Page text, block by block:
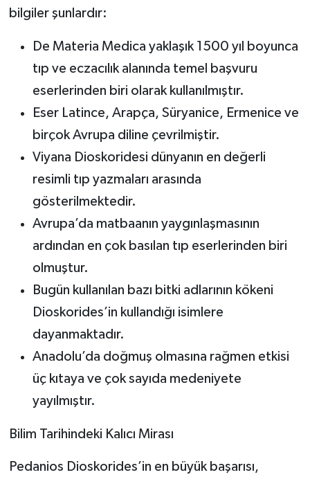
bilgiler şunlardır:
De Materia Medica yaklaşık 1500 yıl boyunca
tıp ve eczacılık alanında temel başvuru
eserlerinden biri olarak kullanılmıştır.
Eser Latince, Arapça, Süryanice, Ermenice ve
birçok Avrupa diline çevrilmiştir.
Viyana Dioskoridesi dünyanın en değerli
resimli tıp yazmaları arasında
gösterilmektedir.
Avrupa’da matbaanın yaygınlaşmasının
ardından en çok basılan tıp eserlerinden biri
olmuştur.
Bugün kullanılan bazı bitki adlarının kökeni
Dioskorides’in kullandığı isimlere
dayanmaktadır.
Anadolu’da doğmuş olmasına rağmen etkisi
üç kıtaya ve çok sayıda medeniyete
yayılmıştır.
Bilim Tarihindeki Kalıcı Mirası
Pedanios Dioskorides’in en büyük başarısı,